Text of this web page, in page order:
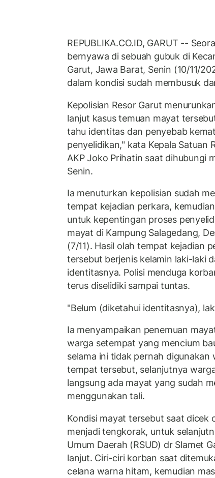
REPUBLIKA.CO.ID, GARUT --
bernyawa di sebuah gubuk di
Garut, Jawa Barat, Senin (10/11/
dalam kondisi sudah membusuk
Kepolisian Resor Garut
lanjut kasus temuan mayat
tahu identitas dan penyebab
penyelidikan," kata Kepala Satuan
AKP Joko Prihatin saat dihubungi
Senin.
Ia menuturkan kepolisian sudah
tempat kejadian perkara,
untuk kepentingan proses
mayat di Kampung Salagedang,
(7/11). Hasil olah tempat kejadian
tersebut berjenis kelamin laki-laki
identitasnya. Polisi menduga
terus diselidiki sampai tuntas.
"Belum (diketahui identitasnya),
Ia menyampaikan penemuan
warga setempat yang mencium
selama ini tidak pernah digunakan
tempat tersebut, selanjutnya
langsung ada mayat yang sudah
menggunakan tali.
Kondisi mayat tersebut saat dicek
menjadi tengkorak, untuk
Umum Daerah (RSUD) dr Slamet
lanjut. Ciri-ciri korban saat
celana warna hitam, kemudian